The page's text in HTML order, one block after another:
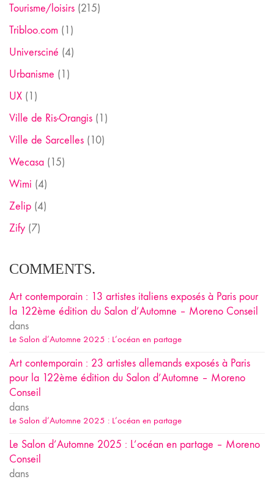
Tourisme/loisirs (215)
Tribloo.com (1)
Universciné (4)
Urbanisme (1)
UX (1)
Ville de Ris-Orangis (1)
Ville de Sarcelles (10)
Wecasa (15)
Wimi (4)
Zelip (4)
Zify (7)
COMMENTS.
Art contemporain : 13 artistes italiens exposés à Paris pour
la 122ème édition du Salon d’Automne – Moreno Conseil
dans
Le Salon d’Automne 2025 : L’océan en partage
Art contemporain : 23 artistes allemands exposés à Paris
pour la 122ème édition du Salon d’Automne – Moreno
Conseil
dans
Le Salon d’Automne 2025 : L’océan en partage
Le Salon d’Automne 2025 : L’océan en partage – Moreno
Conseil
dans